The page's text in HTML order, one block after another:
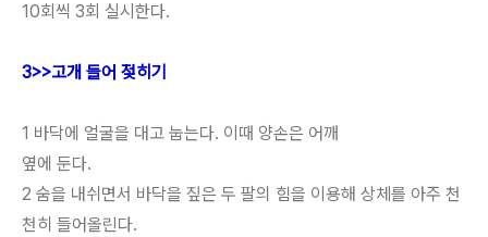
10회씩 3회 실시한다.
3>>고개 들어 젖히기
1 바닥에 얼굴을 대고 눕는다. 이때 양손은 어깨
옆에 둔다.
2 숨을 내쉬면서 바닥을 짚은 두 팔의 힘을 이용해 상체를 아주 천
천히 들어올린다.